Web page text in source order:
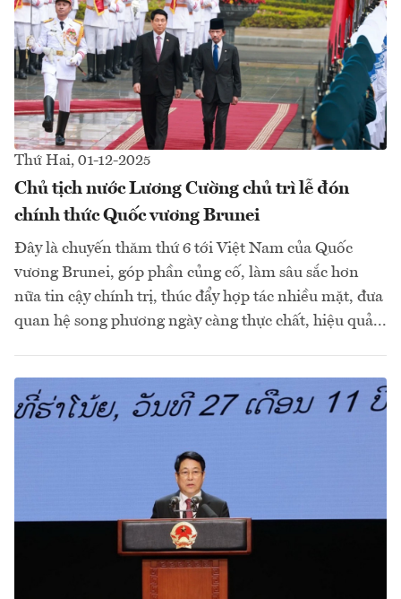
Thứ Hai, 01-12-2025
Chủ tịch nước Lương Cường chủ trì lễ đón
chính thức Quốc vương Brunei
Đây là chuyến thăm thứ 6 tới Việt Nam của Quốc
vương Brunei, góp phần củng cố, làm sâu sắc hơn
nữa tin cậy chính trị, thúc đẩy hợp tác nhiều mặt, đưa
quan hệ song phương ngày càng thực chất, hiệu quả...